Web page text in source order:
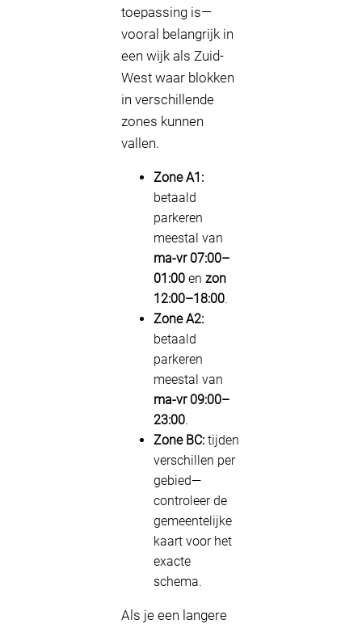
toepassing is—
vooral belangrijk in
een wijk als Zuid-
West waar blokken
in verschillende
zones kunnen
vallen.
Zone A1:
betaald
parkeren
meestal van
ma-vr 07:00–
01:00 en zon
12:00–18:00.
Zone A2:
betaald
parkeren
meestal van
ma-vr 09:00–
23:00.
Zone BC: tijden
verschillen per
gebied—
controleer de
gemeentelijke
kaart voor het
exacte
schema.
Als je een langere